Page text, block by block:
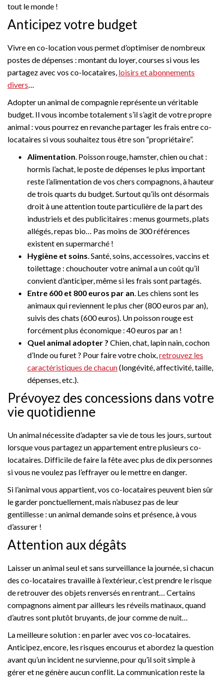
tout le monde !
Anticipez votre budget
Vivre en co-location vous permet d’optimiser de nombreux
postes de dépenses : montant du loyer, courses si vous les
partagez avec vos co-locataires, loisirs et abonnements
divers…
Adopter un animal de compagnie représente un véritable
budget. Il vous incombe totalement s’il s’agit de votre propre
animal : vous pourrez en revanche partager les frais entre co-
locataires si vous souhaitez tous être son “propriétaire”.
Alimentation. Poisson rouge, hamster, chien ou chat :
hormis l’achat, le poste de dépenses le plus important
reste l’alimentation de vos chers compagnons, à hauteur
de trois quarts du budget. Surtout qu’ils ont désormais
droit à une attention toute particulière de la part des
industriels et des publicitaires : menus gourmets, plats
allégés, repas bio… Pas moins de 300 références
existent en supermarché !
Hygiène et soins. Santé, soins, accessoires, vaccins et
toilettage : chouchouter votre animal a un coût qu’il
convient d’anticiper, même si les frais sont partagés.
Entre 600 et 800 euros par an. Les chiens sont les
animaux qui reviennent le plus cher (800 euros par an),
suivis des chats (600 euros). Un poisson rouge est
forcément plus économique : 40 euros par an !
Quel animal adopter ? Chien, chat, lapin nain, cochon
d’Inde ou furet ? Pour faire votre choix,retrouvez les
caractéristiques de chacun(longévité, affectivité, taille,
dépenses, etc.).
Prévoyez des concessions dans votre
vie quotidienne
Un animal nécessite d’adapter sa vie de tous les jours, surtout
lorsque vous partagez un appartement entre plusieurs co-
locataires. Difficile de faire la fête avec plus de dix personnes
si vous ne voulez pas l’effrayer ou le mettre en danger.
Si l’animal vous appartient, vos co-locataires peuvent bien sûr
le garder ponctuellement, mais n’abusez pas de leur
gentillesse : un animal demande soins et présence, à vous
d’assurer !
Attention aux dégâts
Laisser un animal seul et sans surveillance la journée, si chacun
des co-locataires travaille à l’extérieur, c’est prendre le risque
de retrouver des objets renversés en rentrant… Certains
compagnons aiment par ailleurs les réveils matinaux, quand
d’autres sont plutôt bruyants, de jour comme de nuit…
La meilleure solution : en parler avec vos co-locataires.
Anticipez, encore, les risques encourus et abordez la question
avant qu’un incident ne survienne, pour qu’il soit simple à
gérer et ne génère aucun conflit. La communication reste la